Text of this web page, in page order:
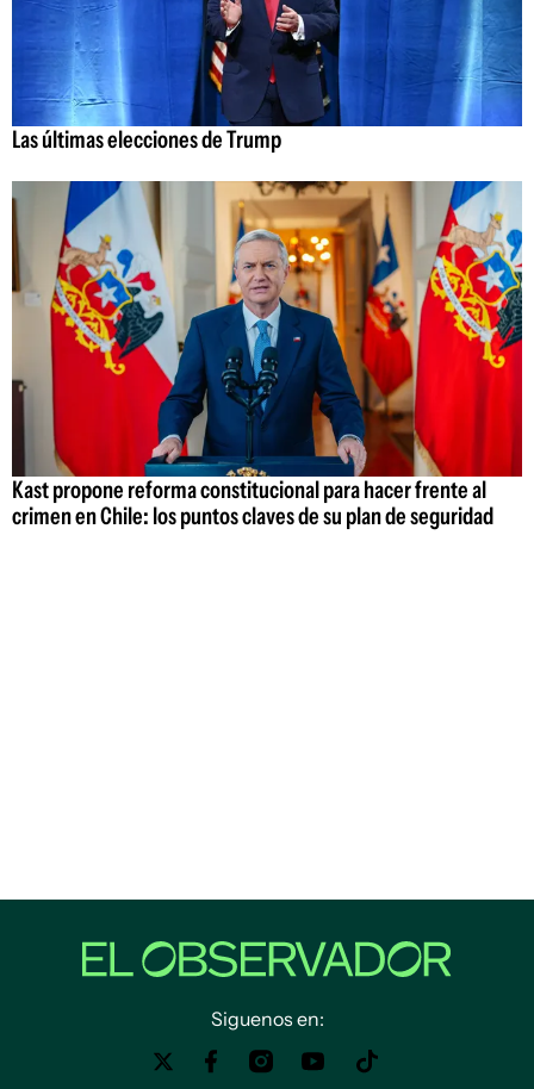
Las últimas elecciones de Trump
Kast propone reforma constitucional para hacer frente al
crimen en Chile: los puntos claves de su plan de seguridad
Siguenos en: